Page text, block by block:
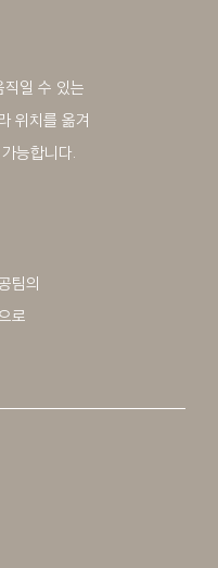
직일 수 있는
위치를 옮겨
능합니다.
팀의
로